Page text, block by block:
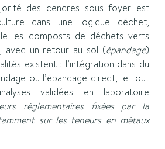
des cendres sous foyer est
dans une logique déchet,
les composts de déchets verts
avec un retour au sol (épandage)
existent : l’intégration dans du
ou l’épandage direct, le tout
validées en laboratoire
réglementaires fixées par la
sur les teneurs en métaux